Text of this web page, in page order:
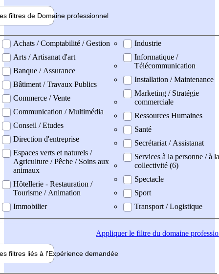
filtres de Domaine professionnel
professionel
Achats / Comptabilité / Gestion
Arts / Artisanat d'art
Banque / Assurance
Bâtiment / Travaux Publics
Commerce / Vente
Communication / Multimédia
Conseil / Etudes
Direction d'entreprise
Espaces verts et naturels /
Agriculture / Pêche / Soins aux
animaux
Hôtellerie - Restauration /
Tourisme / Animation
Immobilier
Industrie
Informatique /
Télécommunication
Installation / Maintenance
Marketing / Stratégie
commerciale
Ressources Humaines
Santé
Secrétariat / Assistanat
Services à la personne / à la
collectivité (6)
Spectacle
Sport
Transport / Logistique
Appliquerle filtre du domaine
filtres liés à l'Expérience demandée